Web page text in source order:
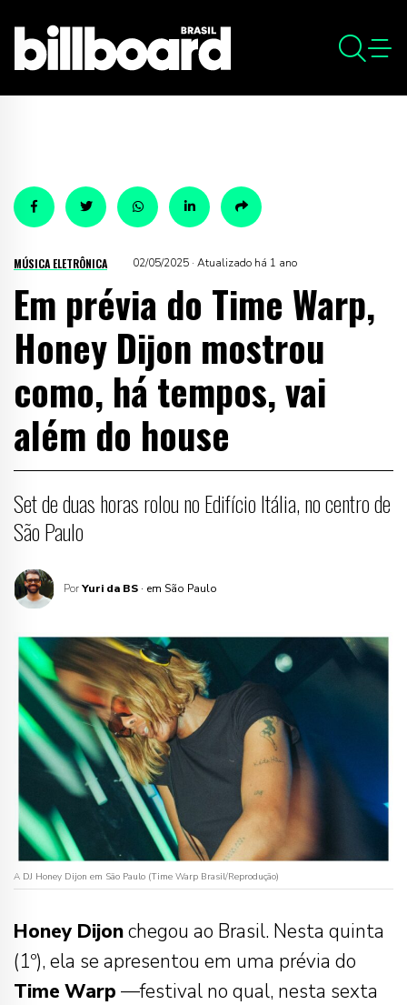
MÚSICA ELETRÔNICA 02/05/2025 · Atualizado há 1 ano
Em prévia do Time Warp,
Honey Dijon mostrou
como, há tempos, vai
além do house
Set de duas horas rolou no Edifício Itália, no centro de
São Paulo
PorYuri da BS · em São Paulo
A DJ Honey Dijon em São Paulo (Time Warp Brasil/Reprodução)
Honey Dijonchegou ao Brasil. Nesta quinta
(1º), ela se apresentou em uma prévia do
Time Warp —festival no qual, nesta sexta